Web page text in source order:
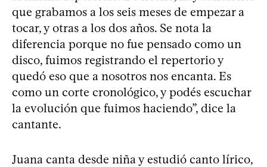
que grabamos a los seis meses de empezar a
tocar, y otras a los dos años. Se nota la
diferencia porque no fue pensado como un
disco, fuimos registrando el repertorio y
quedó eso que a nosotros nos encanta. Es
como un corte cronológico, y podés escuchar
la evolución que fuimos haciendo”, dice la
cantante.
Juana canta desde niña y estudió canto lírico,